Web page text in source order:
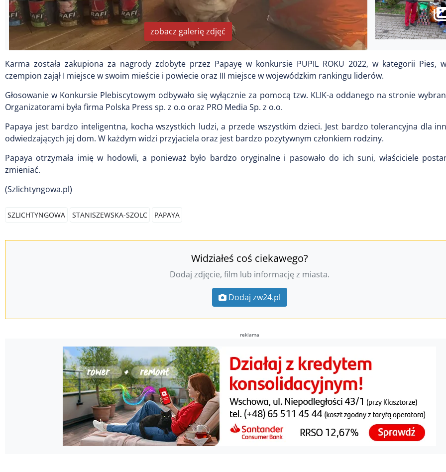
zobacz galerię zdjęć
Karma została zakupiona za nagrody zdobyte przez Papayę w konkursie PUPIL ROKU 2022, w kategorii Pies,
czempion zajął I miejsce w swoim mieście i powiecie oraz III miejsce w wojewódzkim rankingu liderów.
Głosowanie w Konkursie Plebiscytowym odbywało się wyłącznie za pomocą tzw. KLIK-a oddanego na stronie
Organizatorami była firma Polska Press sp. z o.o oraz PRO Media Sp. z o.o.
Papaya jest bardzo inteligentna, kocha wszystkich ludzi, a przede wszystkim dzieci. Jest bardzo tolerancyjna dla
odwiedzających jej dom. W każdym widzi przyjaciela oraz jest bardzo pozytywnym członkiem rodziny.
Papaya otrzymała imię w hodowli, a ponieważ było bardzo oryginalne i pasowało do ich suni, właściciele
zmieniać.
(Szlichtyngowa.pl)
SZLICHTYNGOWA STANISZEWSKA-SZOLC PAPAYA
Widziałeś coś ciekawego?
Dodaj zdjęcie, film lub informację z miasta.
Dodaj zw24.pl
reklama